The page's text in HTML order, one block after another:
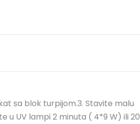
sa blok turpijom.3. Stavite malu
u UV lampi 2 minuta ( 4*9 W) ili 20